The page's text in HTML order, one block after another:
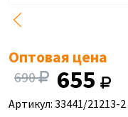
Оптовая цена
690 655
Артикул: 33441/21213-2